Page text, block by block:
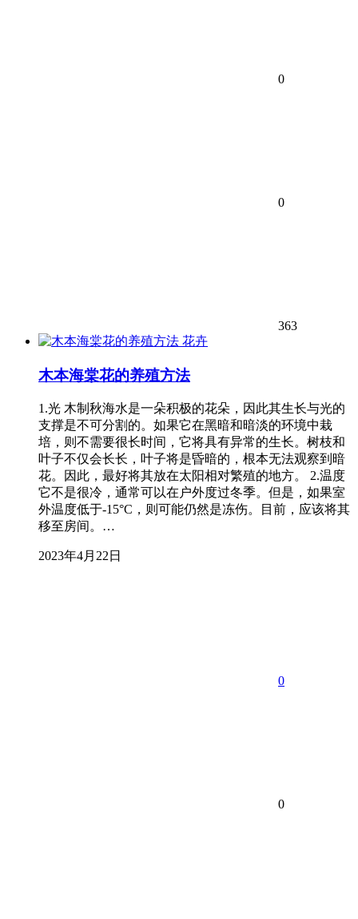
0
0
363
花卉
木本海棠花的养殖方法
1.光 木制秋海水是一朵积极的花朵，因此其生长与光的
支撑是不可分割的。如果它在黑暗和暗淡的环境中栽
培，则不需要很长时间，它将具有异常的生长。树枝和
叶子不仅会长长，叶子将是昏暗的，根本无法观察到暗
花。因此，最好将其放在太阳相对繁殖的地方。 2.温度
它不是很冷，通常可以在户外度过冬季。但是，如果室
外温度低于-15°C，则可能仍然是冻伤。目前，应该将其
移至房间。…
2023年4月22日
0
0